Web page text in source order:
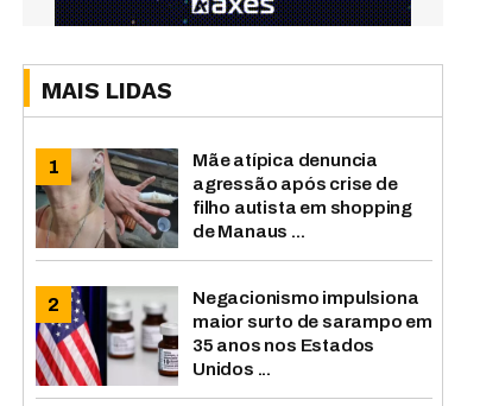
MAIS LIDAS
Mãe atípica denuncia
agressão após crise de
filho autista em shopping
de Manaus ...
Negacionismo impulsiona
maior surto de sarampo em
35 anos nos Estados
Unidos ...